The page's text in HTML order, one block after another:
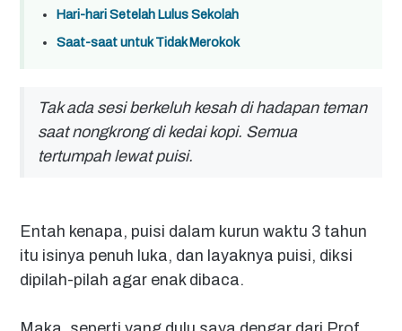
Hari-hari Setelah Lulus Sekolah
Saat-saat untuk Tidak Merokok
Tak ada sesi berkeluh kesah di hadapan teman
saat nongkrong di kedai kopi. Semua
tertumpah lewat puisi.
Entah kenapa, puisi dalam kurun waktu 3 tahun
itu isinya penuh luka, dan layaknya puisi, diksi
dipilah-pilah agar enak dibaca.